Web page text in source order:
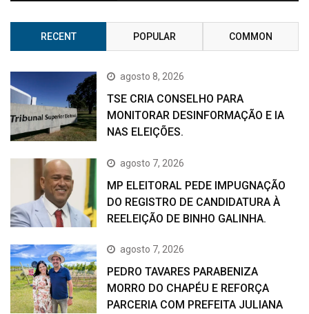
RECENT POPULAR COMMON
agosto 8, 2026
TSE CRIA CONSELHO PARA
MONITORAR DESINFORMAÇÃO E IA
NAS ELEIÇÕES.
agosto 7, 2026
MP ELEITORAL PEDE IMPUGNAÇÃO
DO REGISTRO DE CANDIDATURA À
REELEIÇÃO DE BINHO GALINHA.
agosto 7, 2026
PEDRO TAVARES PARABENIZA
MORRO DO CHAPÉU E REFORÇA
PARCERIA COM PREFEITA JULIANA